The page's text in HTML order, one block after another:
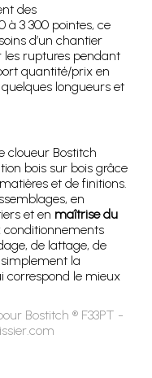
des
3 300 pointes, ce
d’un chantier
les ruptures pendant
quantité/prix en
longueurs et
cloueur Bostitch
bois sur bois grâce
et de finitions.
en
et en maîtrise du
de lattage, de
la
correspond le mieux
Bostitch ® F33PT -